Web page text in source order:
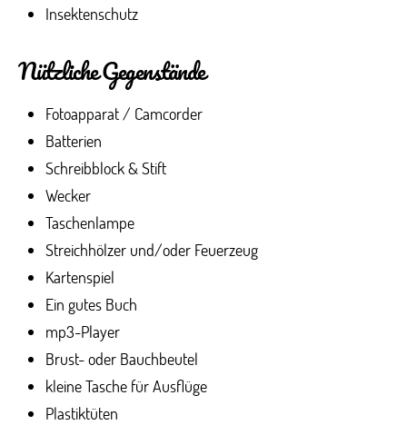
Insektenschutz
Nützliche Gegenstände
Fotoapparat / Camcorder
Batterien
Schreibblock & Stift
Wecker
Taschenlampe
Streichhölzer und/oder Feuerzeug
Kartenspiel
Ein gutes Buch
mp3-Player
Brust- oder Bauchbeutel
kleine Tasche für Ausflüge
Plastiktüten